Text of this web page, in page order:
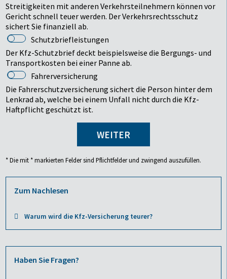
Streitigkeiten mit anderen Verkehrsteilnehmern können vor
Gericht schnell teuer werden. Der Verkehrsrechtsschutz
sichert Sie finanziell ab.
Schutzbriefleistungen
Der Kfz-Schutzbrief deckt beispielsweise die Bergungs- und
Transportkosten bei einer Panne ab.
Fahrerversicherung
Die Fahrerschutzversicherung sichert die Person hinter dem
Lenkrad ab, welche bei einem Unfall nicht durch die Kfz-
Haftpflicht geschützt ist.
WEITER
* Die mit * markierten Felder sind Pflichtfelder und zwingend auszufüllen.
Zum Nachlesen
Warum wird die Kfz-Versicherung teurer?
Haben Sie Fragen?